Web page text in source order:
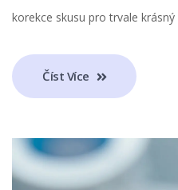
korekce skusu pro trvale krásný
Číst Více